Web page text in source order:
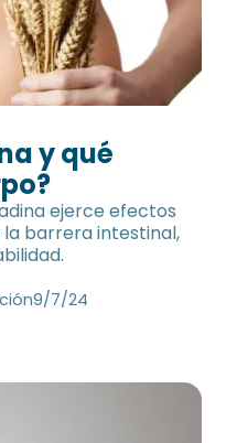
y qué
ejerce efectos
barrera intestinal,
9/7/24